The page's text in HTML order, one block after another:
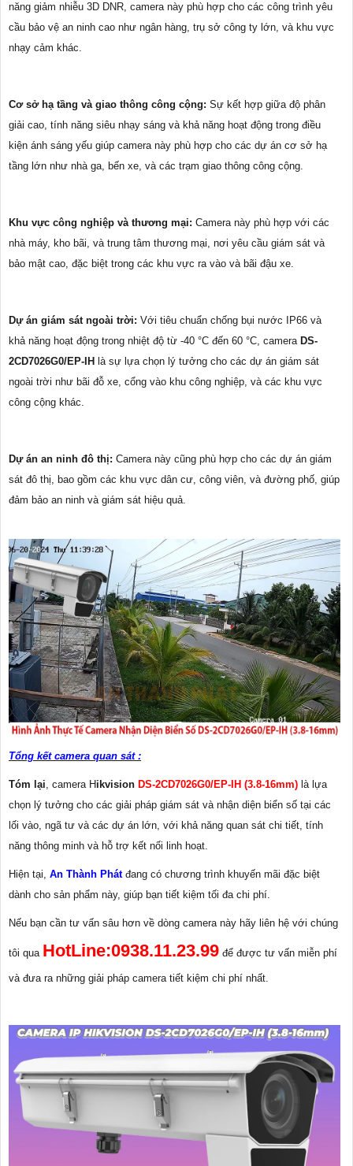
năng giảm nhiễu 3D DNR, camera này phù hợp cho các công trình yêu
cầu bảo vệ an ninh cao như ngân hàng, trụ sở công ty lớn, và khu vực
nhạy cảm khác.
Cơ sở hạ tầng và giao thông công cộng: Sự kết hợp giữa độ phân
giải cao, tính năng siêu nhạy sáng và khả năng hoạt động trong điều
kiện ánh sáng yếu giúp camera này phù hợp cho các dự án cơ sở hạ
tầng lớn như nhà ga, bến xe, và các trạm giao thông công cộng.
Khu vực công nghiệp và thương mại: Camera này phù hợp với các
nhà máy, kho bãi, và trung tâm thương mại, nơi yêu cầu giám sát và
bảo mật cao, đặc biệt trong các khu vực ra vào và bãi đậu xe.
Dự án giám sát ngoài trời: Với tiêu chuẩn chống bụi nước IP66 và
khả năng hoạt động trong nhiệt độ từ -40 °C đến 60 °C, camera DS-
2CD7026G0/EP-IH là sự lựa chọn lý tưởng cho các dự án giám sát
ngoài trời như bãi đỗ xe, cổng vào khu công nghiệp, và các khu vực
công cộng khác.
Dự án an ninh đô thị: Camera này cũng phù hợp cho các dự án giám
sát đô thị, bao gồm các khu vực dân cư, công viên, và đường phố, giúp
đảm bảo an ninh và giám sát hiệu quả.
Tổng kết camera quan sát :
Tóm lại, camera H ikvision DS-2CD7026G0/EP-IH (3.8-16mm) là lựa
chọn lý tưởng cho các giải pháp giám sát và nhận diện biển số tại các
lối vào, ngã tư và các dự án lớn, với khả năng quan sát chi tiết, tính
năng thông minh và hỗ trợ kết nối linh hoạt.
Hiện tại, An Thành Phátđang có chương trình khuyến mãi đặc biệt
dành cho sản phẩm này, giúp bạn tiết kiệm tối đa chi phí.
Nếu bạn cần tư vấn sâu hơn về dòng camera này hãy liên hệ với chúng
tôi qua HotLine:0938.11.23.99 để được tư vấn miễn phí
và đưa ra những giải pháp camera tiết kiệm chi phí nhất.